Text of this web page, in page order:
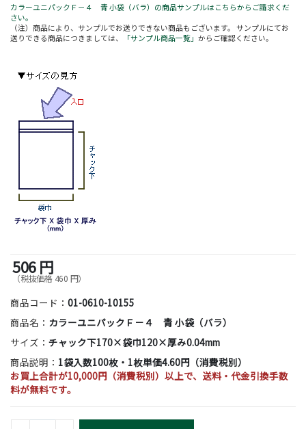
カラーユニパックＦ－４ 青 小袋（バラ）の商品サンプルはこちらからご請求くだ
さい。
（注）商品により、サンプルでお送りできない商品もございます。 サンプルにてお
送りできる商品につきましては、
「サンプル商品一覧」 からご確認ください。
506 円
（税抜価格 460 円）
商品コード：01-0610-10155
商品名： カラーユニパックＦ－４ 青 小袋（バラ）
サイズ：チャック下170×袋巾120×厚み0.04mm
商品説明： 1袋入数100枚・1枚単価4.60円（消費税別）
お買上合計が10,000円（消費税別）以上で、送料・代金引換手数
料が無料です。